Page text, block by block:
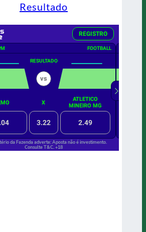
Resultado